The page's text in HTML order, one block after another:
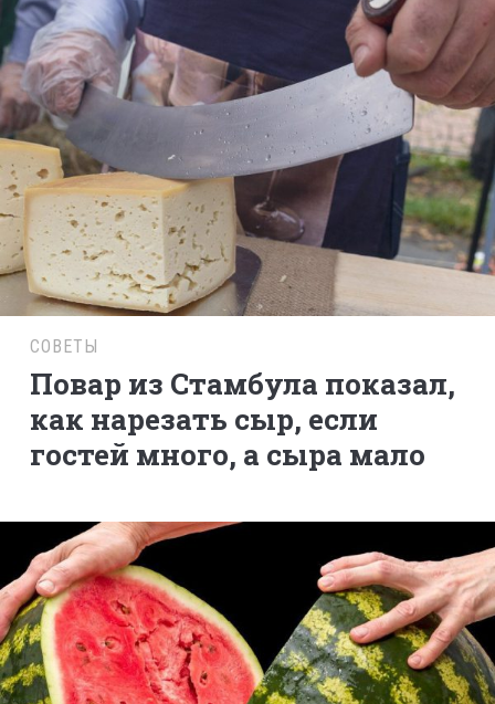
СОВЕТЫ
Повар из Стамбула показал,
как нарезать сыр, если
гостей много, а сыра мало